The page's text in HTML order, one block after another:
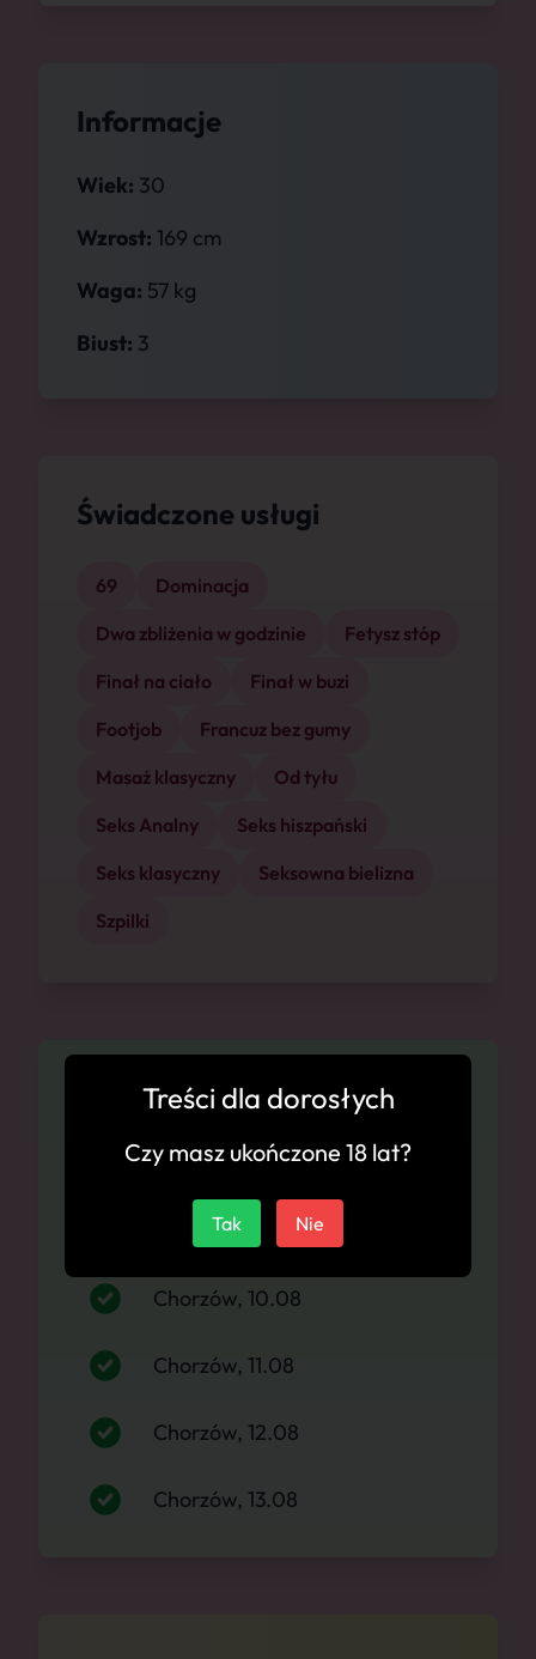
Informacje
Wiek: 30
Wzrost: 169 cm
Waga: 57 kg
Biust: 3
Świadczone usługi
69
Dominacja
Dwa zbliżenia w godzinie
Fetysz stóp
Finał na ciało
Finał w buzi
Footjob
Francuz bez gumy
Masaż klasyczny
Od tyłu
Seks Analny
Seks hiszpański
Seks klasyczny
Seksowna bielizna
Szpilki
Dostępność
Chorzów, 08.08
Chorzów, 09.08
Chorzów, 10.08
Chorzów, 11.08
Chorzów, 12.08
Chorzów, 13.08
Treści dla dorosłych
Czy masz ukończone 18 lat?
Tak Nie